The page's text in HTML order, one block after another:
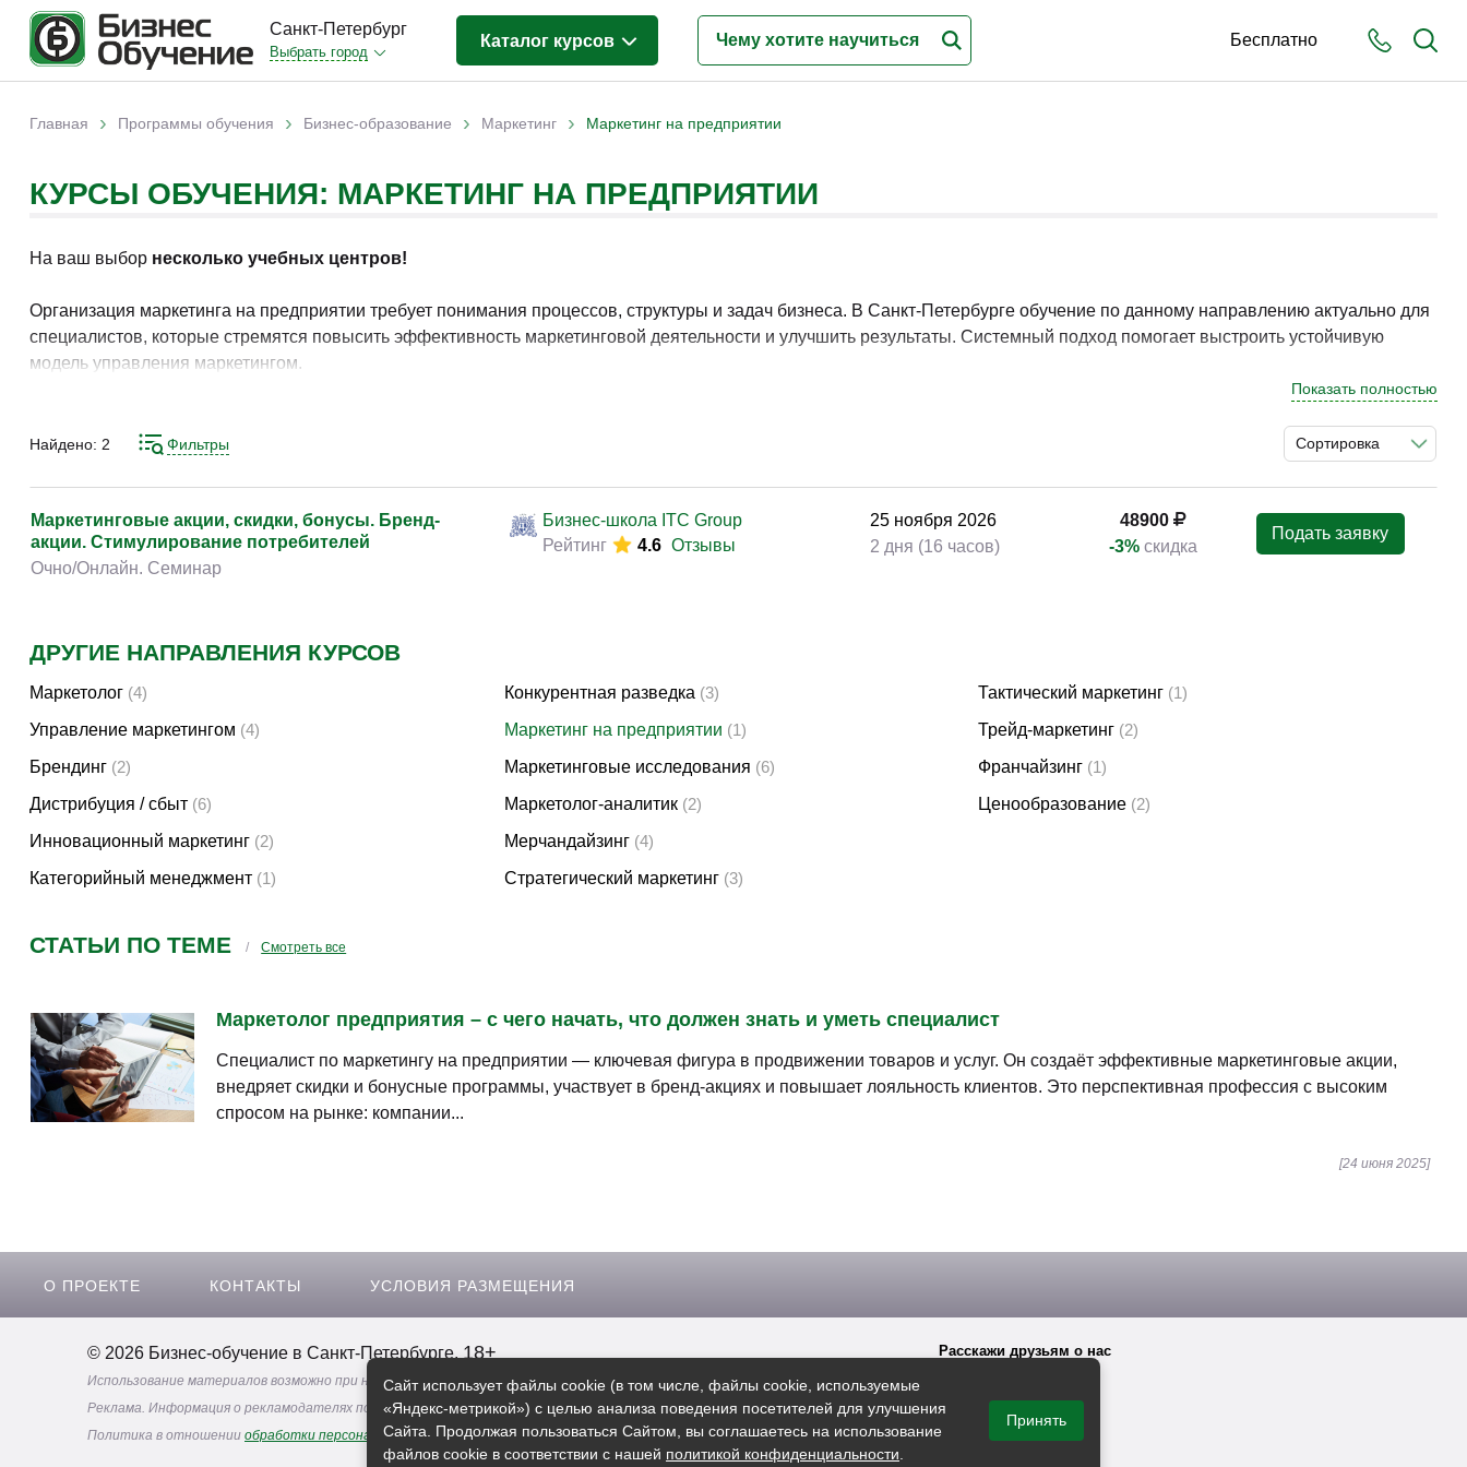
Санкт-Петербург
Выбрать город
Каталог курсов
Отраслевые (250)
Промышленное обучение (11)
(34)
Дизайн (4)
Личностный рост
Прочее (134)
Бухгалтерия и налоги (44)
Реклама и PR (33)
Законодательство и право (89)
Логистика и снабжение (63)
Тренинги для тренеров (12)
Бесплатно
Главная › Программы обучения › Бизнес-образование › Маркетинг › Маркетинг на предприятии
КУРСЫ ОБУЧЕНИЯ: МАРКЕТИНГ НА ПРЕДПРИЯТИИ
На ваш выбор несколько учебных центров!
Организация маркетинга на предприятии требует понимания процессов, структуры и задач бизнеса. В Санкт-Петербурге обучение по данному направлению актуально для
специалистов, которые стремятся повысить эффективность маркетинговой деятельности и улучшить результаты. Системный подход помогает выстроить устойчивую
модель управления маркетингом.
формированию навыков организации маркетинга и повышению эффективности работы.
Показать полностью
Сортировка
Найдено: 2 Фильтры
Маркетинговые акции, скидки, бонусы. Бренд-
акции. Стимулирование потребителей
Очно/Онлайн. Семинар
Бизнес-школа ITC Group
Рейтинг
4.6 Отзывы
25 ноября 2026
2 дня (16 часов)
48900
-3% скидка
Подать заявку
ДРУГИЕ НАПРАВЛЕНИЯ КУРСОВ
Маркетолог (4)
Управление маркетингом (4)
Брендинг (2)
Дистрибуция / сбыт (6)
Инновационный маркетинг (2)
Категорийный менеджмент (1)
Конкурентная разведка (3)
Маркетинг на предприятии (1)
Маркетинговые исследования (6)
Маркетолог-аналитик (2)
Мерчандайзинг (4)
Стратегический маркетинг (3)
Тактический маркетинг (1)
Трейд-маркетинг (2)
Франчайзинг (1)
Ценообразование (2)
СТАТЬИ ПО ТЕМЕ Смотреть все
Маркетолог предприятия – с чего начать, что должен знать и уметь специалист
Специалист по маркетингу на предприятии — ключевая фигура в продвижении товаров и услуг. Он создаёт эффективные маркетинговые акции,
внедряет скидки и бонусные программы, участвует в бренд-акциях и повышает лояльность клиентов. Это перспективная профессия с высоким
спросом на рынке: компании...
[24 июня 2025]
О ПРОЕКТЕ КОНТАКТЫ УСЛОВИЯ РАЗМЕЩЕНИЯ
© 2026 Бизнес-обучение в Санкт-Петербурге. 18+
Использование материалов возможно при наличии активной гиперссылки на сайтSpb.rosbo.ru
Реклама. Информация о рекламодателях по ссылкам
Политика в отношении обработки персональных данных
Расскажи друзьям о нас
Сайт использует файлы cookie (в том числе, файлы cookie, используемые
«Яндекс-метрикой») с целью анализа поведения посетителей для улучшения
Сайта. Продолжая пользоваться Сайтом, вы соглашаетесь на использование
файлов cookie в соответствии с нашей политикой конфиденциальности
Принять